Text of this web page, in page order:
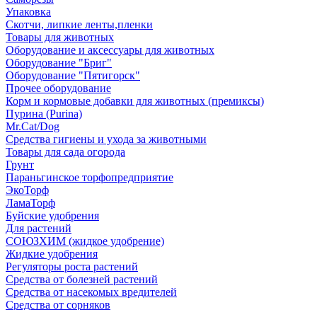
Упаковка
Скотчи, липкие ленты,пленки
Товары для животных
Оборудование и аксессуары для животных
Оборудование "Бриг"
Оборудование "Пятигорск"
Прочее оборудование
Корм и кормовые добавки для животных (премиксы)
Пурина (Purina)
Mr.Cat/Dog
Средства гигиены и ухода за животными
Товары для сада огорода
Грунт
Параньгинское торфопредприятие
ЭкоТорф
ЛамаТорф
Буйские удобрения
Для растений
СОЮЗХИМ (жидкое удобрение)
Жидкие удобрения
Регуляторы роста растений
Средства от болезней растений
Средства от насекомых вредителей
Средства от сорняков